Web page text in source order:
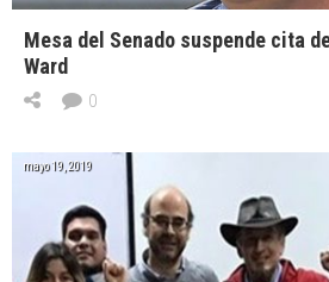
Mesa del Senado suspende cita
Ward
0
mayo 19, 2019